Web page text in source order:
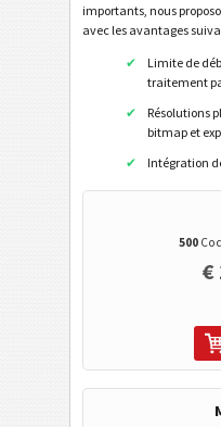
GS1-
EAN /
Codes
Codes
importants, nous
avec les avantages
Limite de
traitement
Résolutions
bitmap et
Intégration
500
€